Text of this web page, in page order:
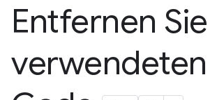
Entfernen
verwendeten